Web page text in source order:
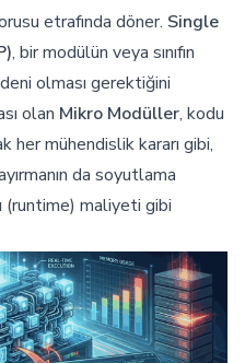
etrafında döner. Single
, bir modülün veya sınıfın
olması gerektiğini
olan Mikro Modüller, kodu
her mühendislik kararı gibi,
da soyutlama
(runtime) maliyeti gibi